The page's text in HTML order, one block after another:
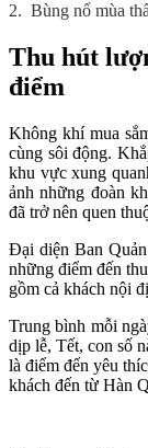
2. Bùng nổ mùa
Thu hút
điểm
Không khí mua
cùng sôi động.
khu vực xung
ảnh những đoàn
đã trở nên quen
Đại diện Ban
những điểm đến
gồm cả khách nội
Trung bình mỗi
dịp lễ, Tết, con số
là điểm đến yêu
khách đến từ Hàn